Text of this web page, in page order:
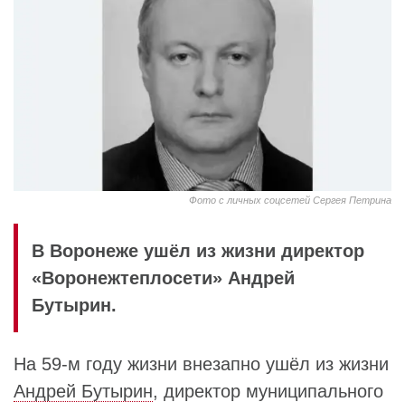
Фото с личных соцсетей Сергея Петрина
В Воронеже ушёл из жизни директор
«Воронежтеплосети» Андрей
Бутырин.
На 59-м году жизни внезапно ушёл из жизни
Андрей Бутырин, директор муниципального